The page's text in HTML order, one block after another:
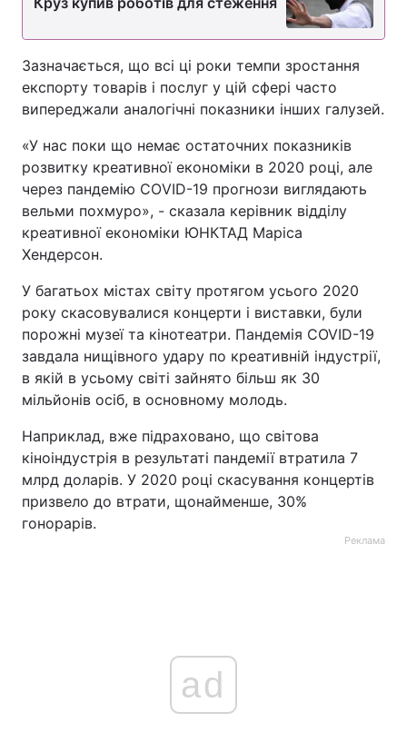
Зазначається, що всі ці роки темпи зростання
експорту товарів і послуг у цій сфері часто
випереджали аналогічні показники інших галузей.
«У нас поки що немає остаточних показників
розвитку креативної економіки в 2020 році, але
через пандемію СОVID-19 прогнози виглядають
вельми похмуро», - сказала керівник відділу
креативної економіки ЮНКТАД Маріса
Хендерсон.
У багатьох містах світу протягом усього 2020
року скасовувалися концерти і виставки, були
порожні музеї та кінотеатри. Пандемія COVID-19
завдала нищівного удару по креативній індустрії,
в якій в усьому світі зайнято більш як 30
мільйонів осіб, в основному молодь.
Наприклад, вже підраховано, що світова
кіноіндустрія в результаті пандемії втратила 7
млрд доларів. У 2020 році скасування концертів
призвело до втрати, щонайменше, 30%
гонорарів.
Реклама
ad